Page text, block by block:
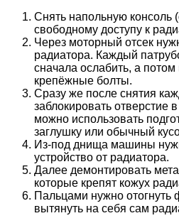
Снять напольную консоль
свободному доступу к
Через моторный отсек
радиатора. Каждый
сначала ослабить, а потом
крепёжные болты.
Сразу же после снятия
заблокировать отверстие
можно использовать
заглушку или обычный
Из-под днища машины
устройство от радиатора.
Далее демонтировать
которые крепят кожух
Пальцами нужно отогнуть
вытянуть на себя сам